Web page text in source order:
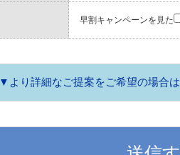
早割キャンペーンを見た
▼より詳細なご提案をご希望の場合は